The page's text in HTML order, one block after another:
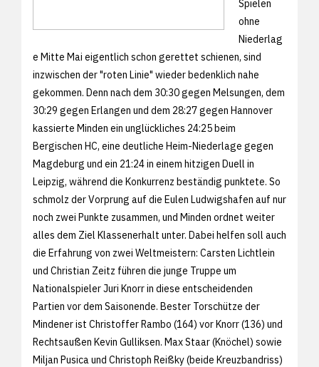
Spielen
ohne
Niederlag
e Mitte Mai eigentlich schon gerettet schienen, sind
inzwischen der "roten Linie" wieder bedenklich nahe
gekommen. Denn nach dem 30:30 gegen Melsungen, dem
30:29 gegen Erlangen und dem 28:27 gegen Hannover
kassierte Minden ein unglückliches 24:25 beim
Bergischen HC, eine deutliche Heim-Niederlage gegen
Magdeburg und ein 21:24 in einem hitzigen Duell in
Leipzig, während die Konkurrenz beständig punktete. So
schmolz der Vorprung auf die Eulen Ludwigshafen auf nur
noch zwei Punkte zusammen, und Minden ordnet weiter
alles dem Ziel Klassenerhalt unter. Dabei helfen soll auch
die Erfahrung von zwei Weltmeistern: Carsten Lichtlein
und Christian Zeitz führen die junge Truppe um
Nationalspieler Juri Knorr in diese entscheidenden
Partien vor dem Saisonende. Bester Torschütze der
Mindener ist Christoffer Rambo (164) vor Knorr (136) und
Rechtsaußen Kevin Gulliksen. Max Staar (Knöchel) sowie
Miljan Pusica und Christoph Reißky (beide Kreuzbandriss)